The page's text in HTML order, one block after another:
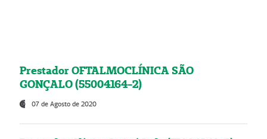
Prestador OFTALMOCLÍNICA SÃO
GONÇALO (55004164-2)
07 de Agosto de 2020